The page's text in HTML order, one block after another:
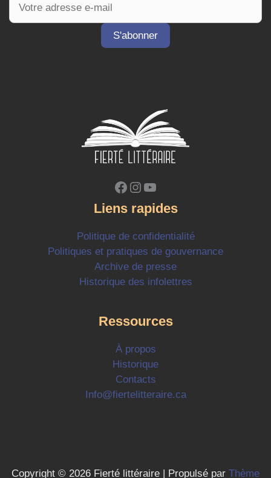
Facebook
Instagram
YouTube
Liens rapides
Politique de confidentialité
Politiques et pratiques de gouvernance
Archive de presse
Historique des infolettres
Ressources
À propos
Historique
Contacts
Info@fiertelitteraire.ca
Copyright © 2026 Fierté littéraire | Propulsé par Thème